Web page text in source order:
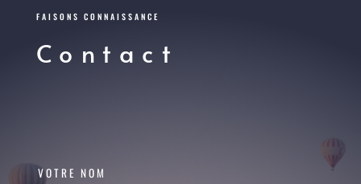
FAISONS CONNAISSANCE
Contact